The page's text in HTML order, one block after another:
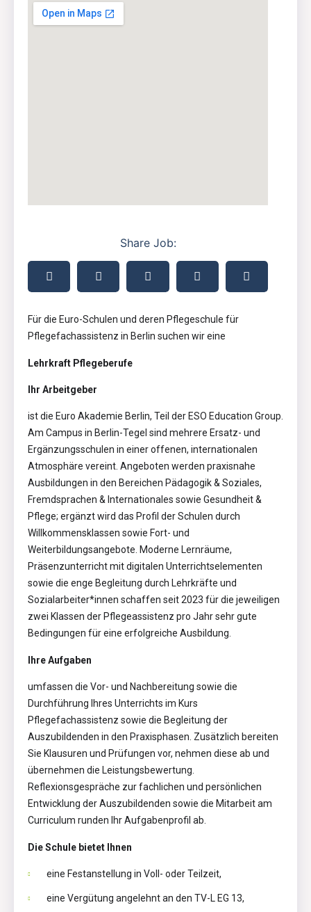
Share Job:
Für die Euro-Schulen und deren Pflegeschule für
Pflegefachassistenz in Berlin suchen wir eine
Lehrkraft Pflegeberufe
Ihr Arbeitgeber
ist die Euro Akademie Berlin, Teil der ESO Education Group.
Am Campus in Berlin-Tegel sind mehrere Ersatz- und
Ergänzungsschulen in einer offenen, internationalen
Atmosphäre vereint. Angeboten werden praxisnahe
Ausbildungen in den Bereichen Pädagogik & Soziales,
Fremdsprachen & Internationales sowie Gesundheit &
Pflege; ergänzt wird das Profil der Schulen durch
Willkommensklassen sowie Fort- und
Weiterbildungsangebote. Moderne Lernräume,
Präsenzunterricht mit digitalen Unterrichtselementen
sowie die enge Begleitung durch Lehrkräfte und
Sozialarbeiter*innen schaffen seit 2023 für die jeweiligen
zwei Klassen der Pflegeassistenz pro Jahr sehr gute
Bedingungen für eine erfolgreiche Ausbildung.
Ihre Aufgaben
umfassen die Vor- und Nachbereitung sowie die
Durchführung Ihres Unterrichts im Kurs
Pflegefachassistenz sowie die Begleitung der
Auszubildenden in den Praxisphasen. Zusätzlich bereiten
Sie Klausuren und Prüfungen vor, nehmen diese ab und
übernehmen die Leistungsbewertung.
Reflexionsgespräche zur fachlichen und persönlichen
Entwicklung der Auszubildenden sowie die Mitarbeit am
Curriculum runden Ihr Aufgabenprofil ab.
Die Schule bietet Ihnen
eine Festanstellung in Voll- oder Teilzeit,
eine Vergütung angelehnt an den TV-L EG 13,